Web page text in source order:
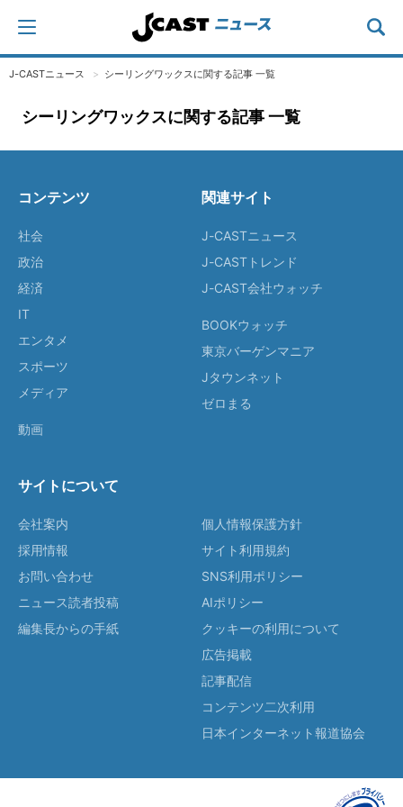
J-CASTニュース シーリングワックスに関する記事 一覧
シーリングワックスに関する記事 一覧
コンテンツ
社会
政治
経済
IT
エンタメ
スポーツ
メディア
動画
関連サイト
J-CASTニュース
J-CASTトレンド
J-CAST会社ウォッチ
BOOKウォッチ
東京バーゲンマニア
Jタウンネット
ゼロまる
サイトについて
会社案内
採用情報
お問い合わせ
ニュース読者投稿
編集長からの手紙
個人情報保護方針
サイト利用規約
SNS利用ポリシー
AIポリシー
クッキーの利用について
広告掲載
記事配信
コンテンツ二次利用
日本インターネット報道協会